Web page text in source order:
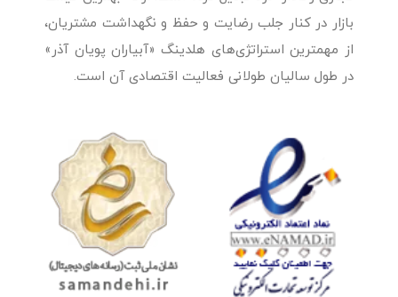
بازار در کنار جلب رضایت و حفظ و نگهداشت مشتریان،
از مهمترین استراتژی‌های هلدینگ «آبیاران پویان آذر»
در طول سالیان طولانی فعالیت اقتصادی آن است.